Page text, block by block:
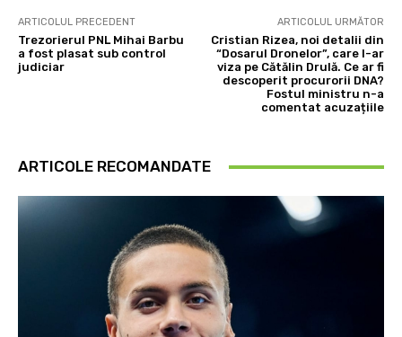
ARTICOLUL PRECEDENT
Trezorierul PNL Mihai Barbu
a fost plasat sub control
judiciar
ARTICOLUL URMĂTOR
Cristian Rizea, noi detalii din
“Dosarul Dronelor”, care l-ar
viza pe Cătălin Drulă. Ce ar fi
descoperit procurorii DNA?
Fostul ministru n-a
comentat acuzațiile
ARTICOLE RECOMANDATE